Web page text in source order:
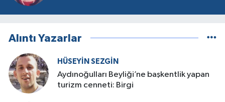
Alıntı Yazarlar
HÜSEYIN SEZGIN
Aydınoğulları Beyliği’ne başkentlik yapan
turizm cenneti: Birgi